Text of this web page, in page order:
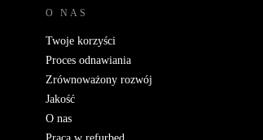
O NAS
Twoje korzyści
Proces odnawiania
Zrównoważony rozwój
Jakość
O nas